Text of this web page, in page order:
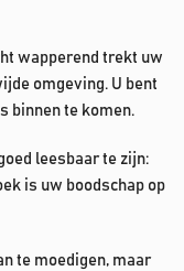
wapperend trekt uw
omgeving. U bent
binnen te komen.
leesbaar te zijn:
is uw boodschap op
te moedigen, maar